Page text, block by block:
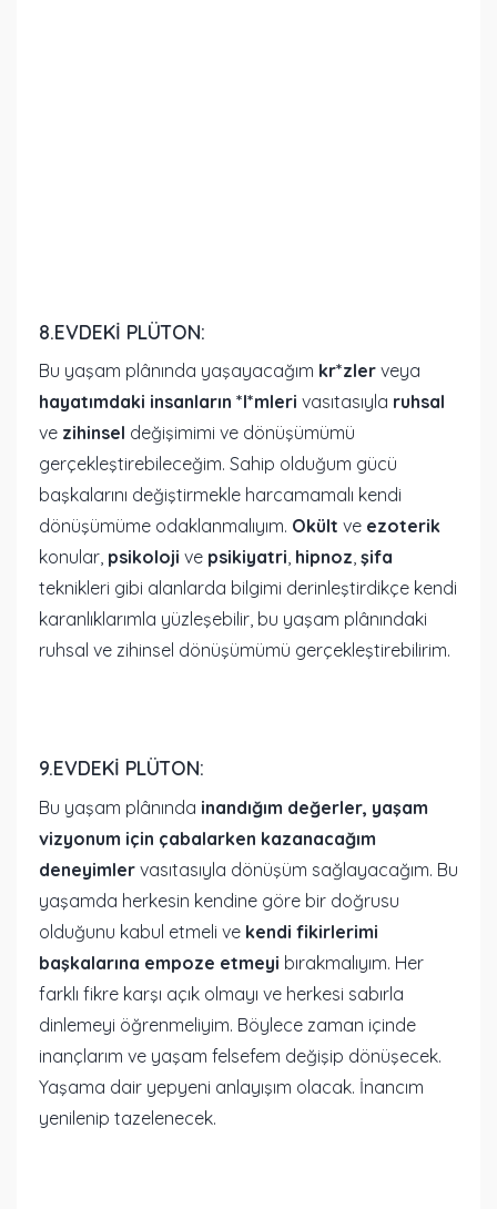
8.EVDEKI PLÜTON:
Bu yaşam plânında yaşayacağım kr*zler veya
hayatımdaki insanların *l*mleri vasıtasıyla ruhsal
ve zihinsel değişimimi ve dönüşümümü
gerçekleştirebileceğim. Sahip olduğum gücü
başkalarını değiştirmekle harcamamalı kendi
dönüşümüme odaklanmalıyım. Okült ve ezoterik
konular, psikoloji ve psikiyatri, hipnoz, şifa
teknikleri gibi alanlarda bilgimi derinleştirdikçe kendi
karanlıklarımla yüzleşebilir, bu yaşam plânındaki
ruhsal ve zihinsel dönüşümümü gerçekleştirebilirim.
9.EVDEKI PLÜTON:
Bu yaşam plânında inandığım değerler, yaşam
vizyonum için çabalarken kazanacağım
deneyimler vasıtasıyla dönüşüm sağlayacağım. Bu
yaşamda herkesin kendine göre bir doğrusu
olduğunu kabul etmeli ve kendi fikirlerimi
başkalarına empoze etmeyi bırakmalıyım. Her
farklı fikre karşı açık olmayı ve herkesi sabırla
dinlemeyi öğrenmeliyim. Böylece zaman içinde
inançlarım ve yaşam felsefem değişip dönüşecek.
Yaşama dair yepyeni anlayışım olacak. İnancım
yenilenip tazelenecek.